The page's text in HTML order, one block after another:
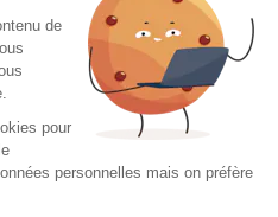
réservés